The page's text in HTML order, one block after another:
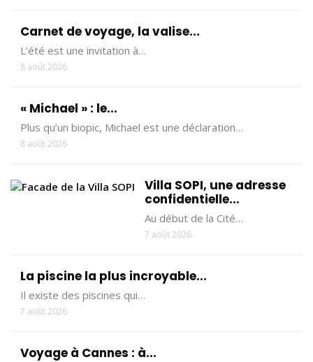
Carnet de voyage, la valise...
L’été est une invitation à…
8 août 2026
« Michael » : le...
Plus qu’un biopic, Michael est une déclaration…
8 août 2026
Villa SOPI, une adresse
confidentielle...
Au début de la Cité…
7 août 2026
La piscine la plus incroyable...
Il existe des piscines qui…
7 août 2026
Voyage à Cannes : à...